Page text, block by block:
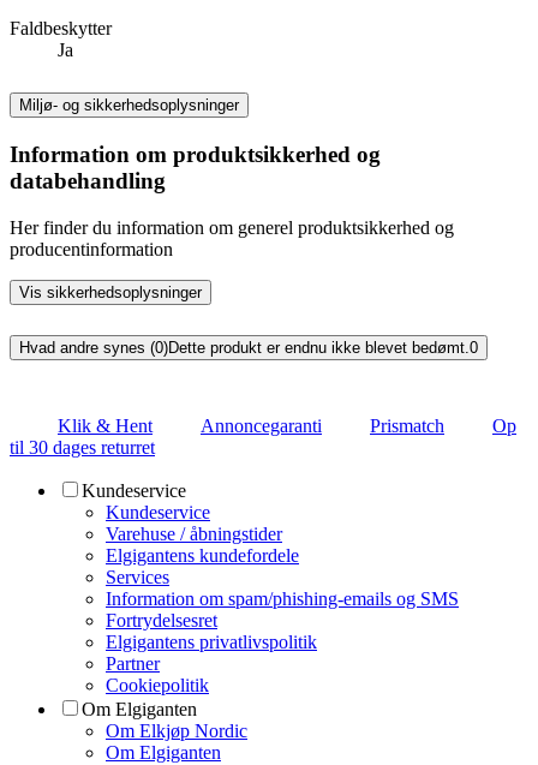
Faldbeskytter
Ja
Miljø- og sikkerhedsoplysninger
Information om produktsikkerhed og
databehandling
Her finder du information om generel produktsikkerhed og
producentinformation
Vis sikkerhedsoplysninger
Hvad andre synes (0)Dette produkt er endnu ikke blevet bedømt.0
Klik & Hent Annoncegaranti Prismatch
Op
til 30 dages returret
Kundeservice
Kundeservice
Varehuse / åbningstider
Elgigantens kundefordele
Services
Information om spam/phishing-emails og SMS
Fortrydelsesret
Elgigantens privatlivspolitik
Partner
Cookiepolitik
Om Elgiganten
Om Elkjøp Nordic
Om Elgiganten